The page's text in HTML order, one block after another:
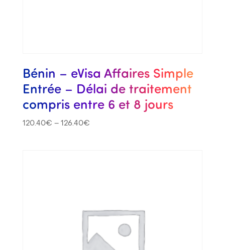
Bénin – eVisa Affaires Simple
Entrée – Délai de traitement
compris entre 6 et 8 jours
120.40€ – 126.40€